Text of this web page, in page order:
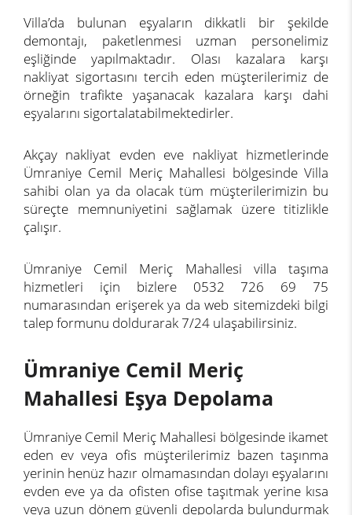
Villa’da bulunan eşyaların dikkatli bir şekilde
demontajı, paketlenmesi uzman personelimiz
eşliğinde yapılmaktadır. Olası kazalara karşı
nakliyat sigortasını tercih eden müşterilerimiz de
örneğin trafikte yaşanacak kazalara karşı dahi
eşyalarını sigortalatabilmektedirler.
Akçay nakliyat evden eve nakliyat hizmetlerinde
Ümraniye Cemil Meriç Mahallesi bölgesinde Villa
sahibi olan ya da olacak tüm müşterilerimizin bu
süreçte memnuniyetini sağlamak üzere titizlikle
çalışır.
Ümraniye Cemil Meriç Mahallesi villa taşıma
hizmetleri için bizlere 0532 726 69 75
numarasından erişerek ya da web sitemizdeki bilgi
talep formunu doldurarak 7/24 ulaşabilirsiniz.
Ümraniye Cemil Meriç
Mahallesi Eşya Depolama
Ümraniye Cemil Meriç Mahallesi bölgesinde ikamet
eden ev veya ofis müşterilerimiz bazen taşınma
yerinin henüz hazır olmamasından dolayı eşyalarını
evden eve ya da ofisten ofise taşıtmak yerine kısa
veya uzun dönem güvenli depolarda bulundurmak